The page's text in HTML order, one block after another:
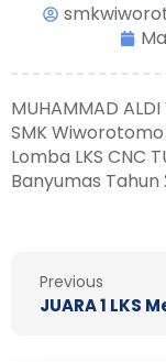
MUHAMMAD
SMK
Lomba LKS CNC
Banyumas Tahun
Prev
Previous